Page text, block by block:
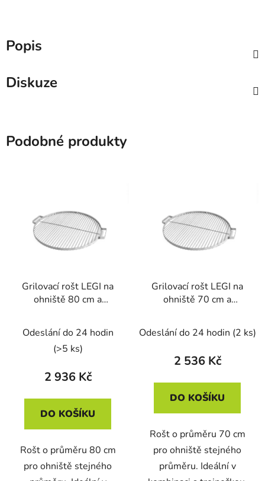
Popis
Diskuze
Podobné produkty
Grilovací rošt LEGI na
ohniště 80 cm a
Odeslání do 24 hodin
(>5 ks)
2 936 Kč
DO KOŠÍKU
Rošt o průměru 80 cm
pro ohniště stejného
Grilovací rošt LEGI na
ohniště 70 cm a
Odeslání do 24 hodin (2 ks)
2 536 Kč
DO KOŠÍKU
Rošt o průměru 70 cm
pro ohniště stejného
průměru. Ideální v